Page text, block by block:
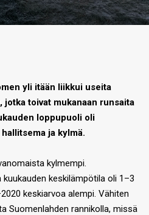
yli itään liikkui useita
jotka toivat mukanaan runsaita
loppupuoli oli
ja kylmä.
kylmempi.
keskilämpötila oli 1–3
keskiarvoa alempi. Vähiten
Suomenlahden rannikolla, missä